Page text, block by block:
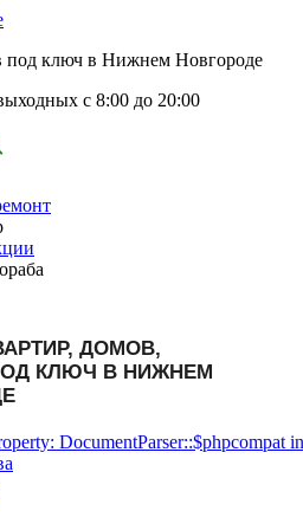
под ключ в Нижнем Новгороде
с 8:00 до 20:00
DocumentParser::$phpcompat
ДОМОВ,
КЛЮЧ В НИЖНЕМ